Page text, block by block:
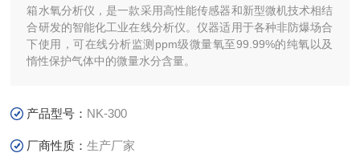
箱水氧分析仪，是一款采用高性能传感器和新型微机技术相结
合研发的智能化工业在线分析仪。仪器适用于各种非防爆场合
下使用，可在线分析监测ppm级微量氧至99.99%的纯氧以及
惰性保护气体中的微量水分含量。
产品型号： NK-300
厂商性质：生产厂家